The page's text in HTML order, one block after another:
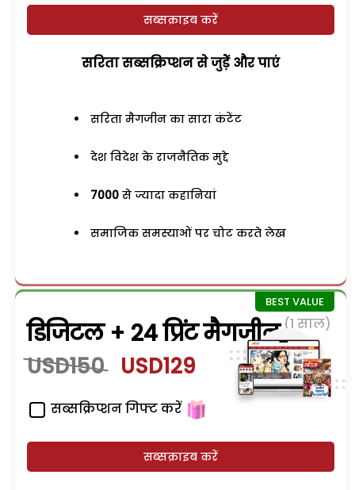
सब्सक्राइब करें
सरिता सब्सक्रिप्शन से जुड़ेें और पाएं
सरिता मैगजीन का सारा कंटेंट
देश विदेश के राजनैतिक मुद्दे
7000 से ज्यादा कहानियां
समाजिक समस्याओं पर चोट करते लेख
डिजिटल + 24 प्रिंट मैगजीन (1 साल)
USD150 USD129
सब्सक्रिप्शन गिफ्ट करें
सब्सक्राइब करें